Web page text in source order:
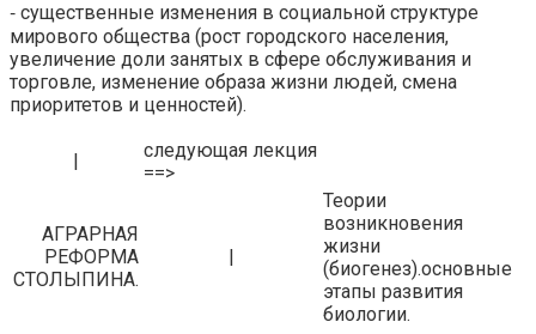
‑ существенные изменения в социальной структуре
мирового общества (рост городского населения,
увеличение доли занятых в сфере обслуживания и
торговле, изменение образа жизни людей, смена
приоритетов и ценностей).
|
следующая лекция
==>
АГРАРНАЯ
РЕФОРМА
СТОЛЫПИНА.
|
Теории
возникновения
жизни
(биогенез).основные
этапы развития
биологии.